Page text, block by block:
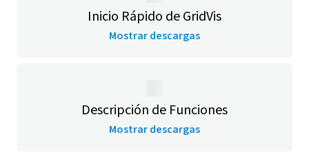
Inicio Rápido deGridVis
Mostrar descargas
Descripción de Funciones
Mostrar descargas